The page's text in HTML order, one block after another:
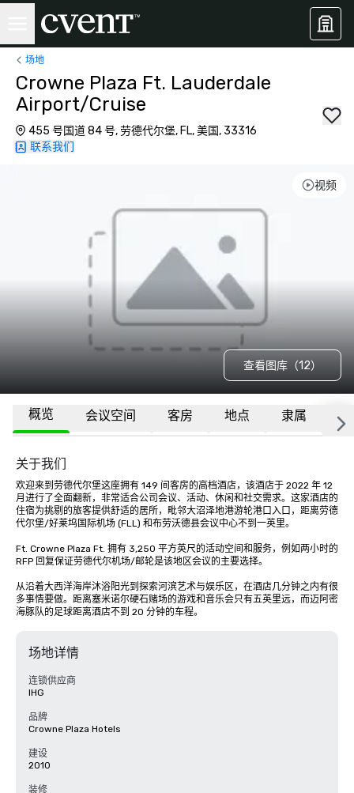
场地
Crowne Plaza Ft. Lauderdale
Airport/Cruise
455 号国道 84 号, 劳德代尔堡, FL, 美国, 33316
联系我们
视频
查看图库（12）
概览 会议空间 客房 地点 隶属 更
关于我们
欢迎来到劳德代尔堡这座拥有 149 间客房的高档酒店，该酒店于 2022 年 12
月进行了全面翻新，非常适合公司会议、活动、休闲和社交需求。这家酒店的
住宿为挑剔的旅客提供舒适的居所，毗邻大沼泽地港游轮港口入口，距离劳德
代尔堡/好莱坞国际机场 (FLL) 和布劳沃德县会议中心不到一英里。
Ft. Crowne Plaza Ft. 拥有 3,250 平方英尺的活动空间和服务，例如两小时的
RFP 回复保证劳德代尔机场/邮轮是该地区会议的主要选择。
从沿着大西洋海岸沐浴阳光到探索河滨艺术与娱乐区，在酒店几分钟之内有很
多事情要做。距离塞米诺尔硬石赌场的游戏和音乐会只有五英里远，而迈阿密
海豚队的足球距离酒店不到 20 分钟的车程。
场地详情
连锁供应商
IHG
品牌
Crowne Plaza Hotels
建设
2010
装修